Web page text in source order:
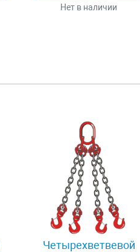
Нет в наличии
Четырехветвевой